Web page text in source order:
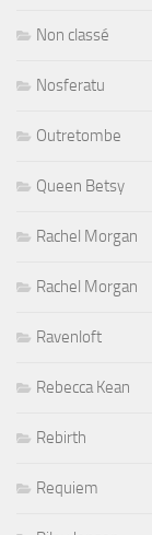
Non classé
Nosferatu
Outretombe
Queen Betsy
Rachel Morgan
Rachel Morgan
Ravenloft
Rebecca Kean
Rebirth
Requiem